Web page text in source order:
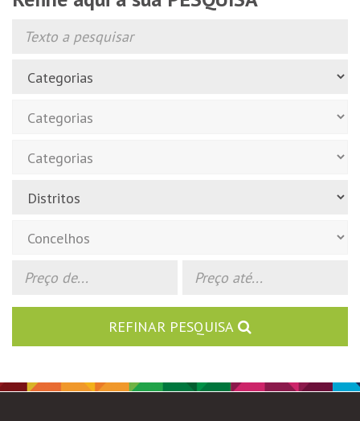
REFINAR PESQUISA